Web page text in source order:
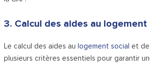
3. Calcul des aides au logement
Le calcul des aides aulogement social et de
plusieurs critères essentiels pour garantir